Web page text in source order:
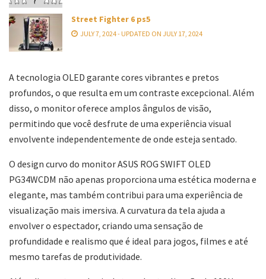
Street Fighter 6 ps5
JULY 7, 2024 - UPDATED ON JULY 17, 2024
A tecnologia OLED garante cores vibrantes e pretos
profundos, o que resulta em um contraste excepcional. Além
disso, o monitor oferece amplos ângulos de visão,
permitindo que você desfrute de uma experiência visual
envolvente independentemente de onde esteja sentado.
O design curvo do monitor ASUS ROG SWIFT OLED
PG34WCDM não apenas proporciona uma estética moderna e
elegante, mas também contribui para uma experiência de
visualização mais imersiva. A curvatura da tela ajuda a
envolver o espectador, criando uma sensação de
profundidade e realismo que é ideal para jogos, filmes e até
mesmo tarefas de produtividade.